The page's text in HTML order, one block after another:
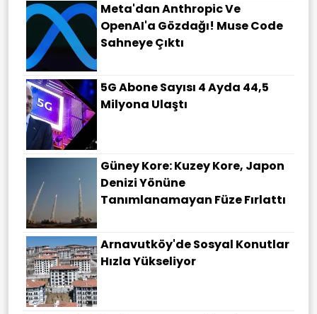
Meta'dan Anthropic Ve
OpenAI'a Gözdağı! Muse Code
Sahneye Çıktı
5G Abone Sayısı 4 Ayda 44,5
Milyona Ulaştı
Güney Kore: Kuzey Kore, Japon
Denizi Yönüne
Tanımlanamayan Füze Fırlattı
Arnavutköy'de Sosyal Konutlar
Hızla Yükseliyor